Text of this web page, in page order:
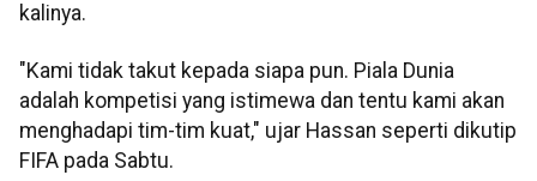
kalinya.
"Kami tidak takut kepada siapa pun. Piala Dunia
adalah kompetisi yang istimewa dan tentu kami akan
menghadapi tim-tim kuat," ujar Hassan seperti dikutip
FIFA pada Sabtu.